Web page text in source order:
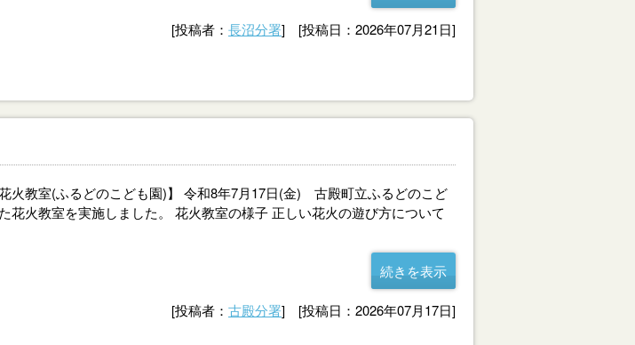
[投稿者： 長沼分署] [投稿日：2026年07月21日]
火教室(ふるどのこども園)】 令和8年7月17日(金) 古殿町立ふるどのこど
花火教室を実施しました。 花火教室の様子 正しい花火の遊び方について
続きを表示
[投稿者： 古殿分署] [投稿日：2026年07月17日]